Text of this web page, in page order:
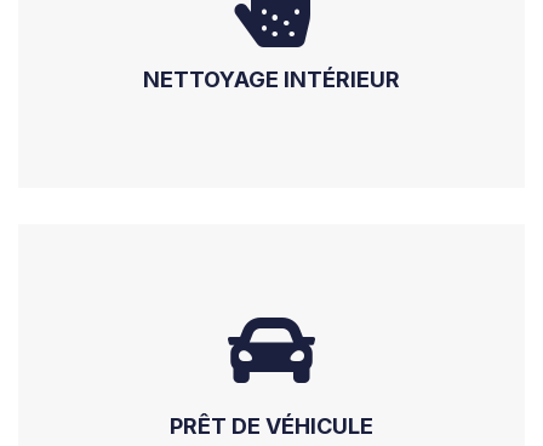
NETTOYAGE INTÉRIEUR
PRÊT DE VÉHICULE